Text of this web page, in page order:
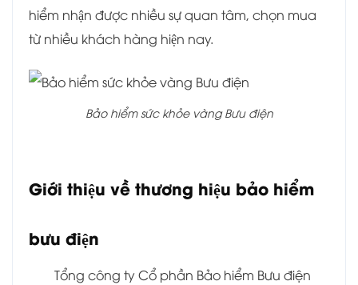
hiểm nhận được nhiều sự quan tâm, chọn mua
từ nhiều khách hàng hiện nay.
Bảo hiểm sức khỏe vàng Bưu điện
Giới thiệu về thương hiệu bảo hiểm
bưu điện
Tổng công ty Cổ phần Bảo hiểm Bưu điện